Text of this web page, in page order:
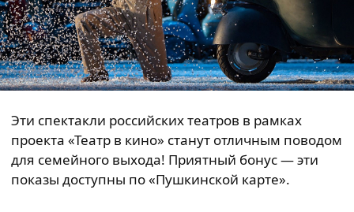
Эти спектакли российских театров в рамках
проекта «Театр в кино» станут отличным поводом
для семейного выхода! Приятный бонус — эти
показы доступны по «Пушкинской карте».